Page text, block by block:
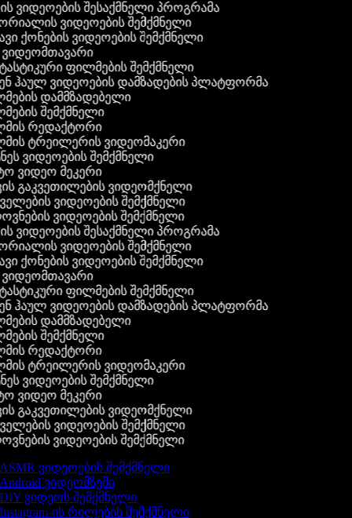
ვიდეოების შესაქმნელი პროგრამა
ვიდეოების შემქმნელი
ქონების ვიდეოების შემქმნელი
ფილმების შემქმნელი
ჰაულ ვიდეოების დამზადების პლატფორმა
დამმზადებელი
შემქმნელი
რედაქტორი
ტრეილერის ვიდეომაკერი
ვიდეოების შემქმნელი
ვიდეო მეკერი
გაკვეთილების ვიდეომქნელი
ვიდეოების შემქმნელი
ვიდეოების შემქმნელი
ვიდეოების შესაქმნელი პროგრამა
ვიდეოების შემქმნელი
ქონების ვიდეოების შემქმნელი
ფილმების შემქმნელი
ჰაულ ვიდეოების დამზადების პლატფორმა
დამმზადებელი
შემქმნელი
რედაქტორი
ტრეილერის ვიდეომაკერი
ვიდეოების შემქმნელი
ვიდეო მეკერი
გაკვეთილების ვიდეომქნელი
ვიდეოების შემქმნელი
ვიდეოების შემქმნელი
ვიდეოების შემქმნელი
ვიდეომზემი
ვიდეოს შემქმნელი
ის რილების შემქმნელი